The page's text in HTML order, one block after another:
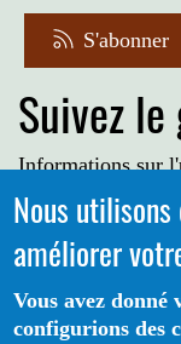
S'abonner
Suivez
Informations sur
Voir le
Portail CoLibris® -
Nous
améliorer
Vous avez donné
configurions des